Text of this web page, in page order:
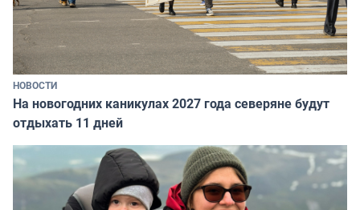
НОВОСТИ
На новогодних каникулах 2027 года северяне будут
отдыхать 11 дней